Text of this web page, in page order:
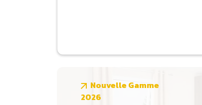
Nouvelle Gamme
2026